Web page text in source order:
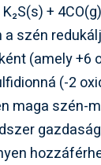
+ 4CO(g)
a szén
(amely +6
(-2
maga szén-